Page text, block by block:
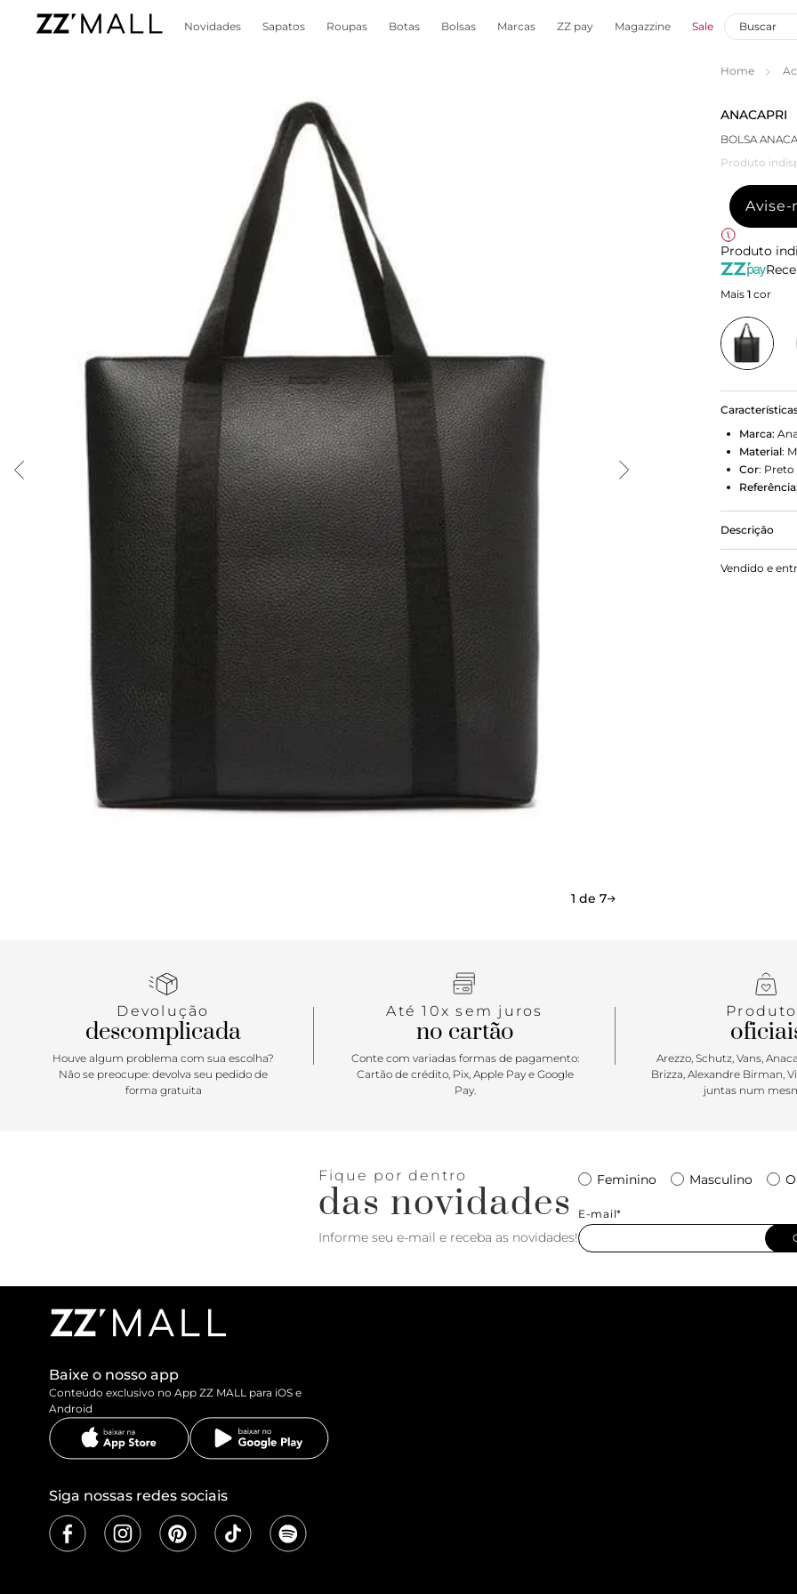
Novidades Sapatos Roupas Botas Bolsas Marcas ZZ pay Magazzine Sale
1 de 7
Home
ANACAPRI
BOLSA
Produto
Avise-
Produto
Mais 1 cor
Marca:
Material:
Cor: Preto
Referência:
Descrição
Shopping
gorgorão
Vendido e
Devolução
descomplicada
Houve algum problema com sua escolha?
Não se preocupe: devolva seu pedido de
forma gratuita
Até 10x sem juros
no cartão
Conte com variadas formas de pagamento:
Cartão de crédito, Pix, Apple Pay e Google
Pay.
Arezzo, Schutz, Vans,
Brizza, Alexandre Birman,
juntas num
Fique por dentro
das novidades
Informe seu e-mail e receba as novidades!
Feminino Masculino
E-mail*
Baixe o nosso app
Conteúdo exclusivo no App ZZ MALL para iOS e
Android
Siga nossas redes sociais